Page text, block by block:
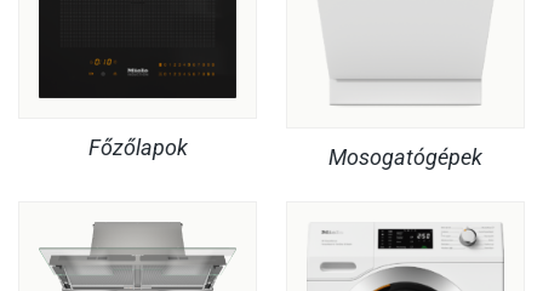
Főzőlapok Mosogatógépek